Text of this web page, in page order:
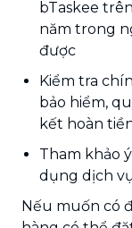
bTaskee
năm trong
được
Kiểm tra
bảo hiểm,
kết hoàn
Tham khảo
dụng dịch
Nếu muốn có